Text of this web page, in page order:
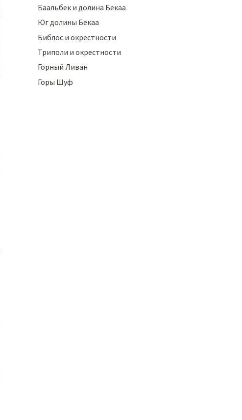
Баальбек и долина Бекаа
Юг долины Бекаа
Библос и окрестности
Триполи и окрестности
Горный Ливан
Горы Шуф